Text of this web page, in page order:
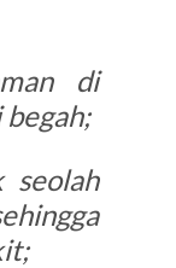
di
seolah